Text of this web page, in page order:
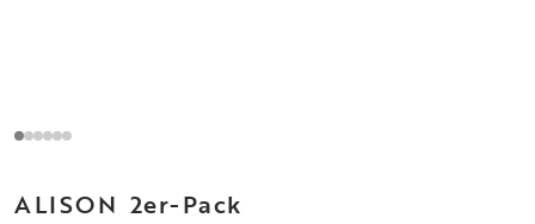
ALISON 2er-Pack